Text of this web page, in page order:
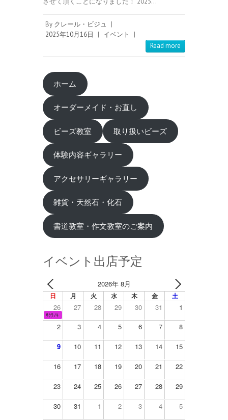
By クレール・ビジュ
|
2025年10月16日
| イベント
|
Read more
ホーム
オーダーメイド・お直し
ビーズ教室 取り扱いビーズ
体験内容ギャラリー
アクセサリーギャラリー
雑貨・天然石・化石
書道教室・作文教室のご案内
イベント出店予定
2026年 8月
日 月 火 水 木 金 土
26 27 28 29 30 31 1
ｻｸﾗﾉｷ
2 3 4 5 6 7 8
9 10 11 12 13 14 15
16 17 18 19 20 21 22
23 24 25 26 27 28 29
30 31 1 2 3 4 5